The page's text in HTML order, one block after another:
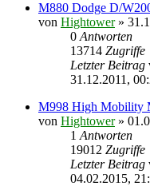
M880 Dodge D/
von Hightower»
0 Antworten
13714 Zugriffe
Letzter Beitrag
31.12.2011,
M998 High Mobility
von Hightower»
1 Antworten
19012 Zugriffe
Letzter Beitrag
04.02.2015,